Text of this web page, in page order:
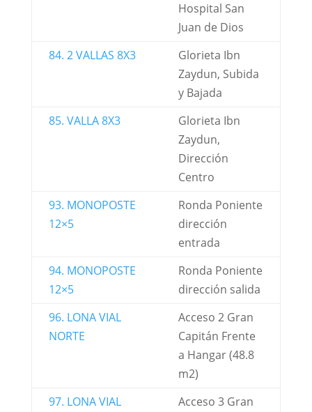
Hospital San
Juan de Dios
84. 2 VALLAS 8X3
Glorieta Ibn
Zaydun, Subida
y Bajada
85. VALLA 8X3
Glorieta Ibn
Zaydun,
Dirección
Centro
93. MONOPOSTE
12×5
Ronda Poniente
dirección
entrada
94. MONOPOSTE
12×5
Ronda Poniente
dirección salida
96. LONA VIAL
NORTE
Acceso 2 Gran
Capitán Frente
a Hangar (48.8
m2)
97. LONA VIAL
Acceso 3 Gran